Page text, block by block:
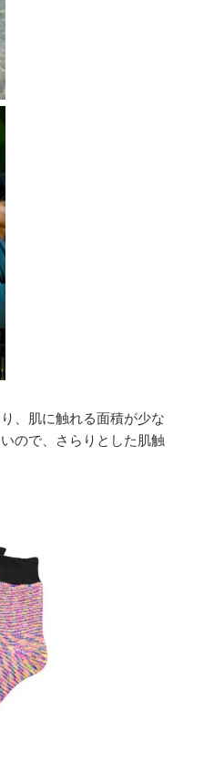
、肌に触れる面積が少な
ので、さらりとした肌触